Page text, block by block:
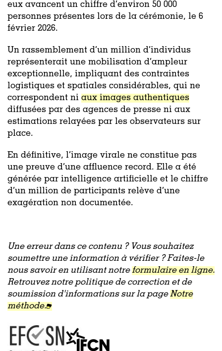
eux avancent un chiffre d’environ 50 000
personnes présentes lors de la cérémonie, le 6
février 2026.
Un rassemblement d’un million d’individus
représenterait une mobilisation d’ampleur
exceptionnelle, impliquant des contraintes
logistiques et spatiales considérables, qui ne
correspondent ni aux images authentiques
diffusées par des agences de presse ni aux
estimations relayées par les observateurs sur
place.
En définitive, l’image virale ne constitue pas
une preuve d’une affluence record. Elle a été
générée par intelligence artificielle et le chiffre
d’un million de participants relève d’une
exagération non documentée.
Une erreur dans ce contenu ? Vous souhaitez
soumettre une information à vérifier ? Faites-le
nous savoir en utilisant notreformulaire en ligne.
Retrouvez notre politique de correction et de
soumission d'informations sur la pageNotre
méthode.